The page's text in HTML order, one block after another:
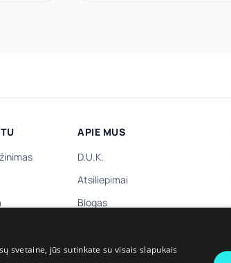
APIE MUS
D.U.K.
Atsiliepimai
Blogas
svetaine, jūs sutinkate su visais slapukais